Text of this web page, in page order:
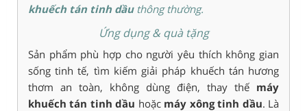
khuếch tán tinh dầuthông thường.
Ứng dụng & quà tặng
Sản phẩm phù hợp cho người yêu thích không gian
sống tinh tế, tìm kiếm giải pháp khuếch tán hương
thơm an toàn, không dùng điện, thay thế máy
khuếch tán tinh dầu hoặc máy xông tinh dầu. Là